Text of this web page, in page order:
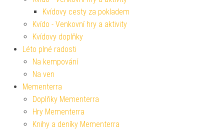
Kvídovy cesty za pokladem
Kvído - Venkovní hry a aktivity
Kvídovy doplňky
Léto plné radosti
Na kempování
Na ven
Mementerra
Doplňky Mementerra
Hry Mementerra
Knihy a deníky Mementerra